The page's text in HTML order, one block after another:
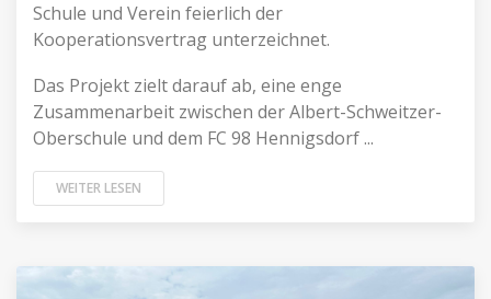
Schule und Verein feierlich der
Kooperationsvertrag unterzeichnet.
Das Projekt zielt darauf ab, eine enge
Zusammenarbeit zwischen der Albert-Schweitzer-
Oberschule und dem FC 98 Hennigsdorf ...
WEITER LESEN